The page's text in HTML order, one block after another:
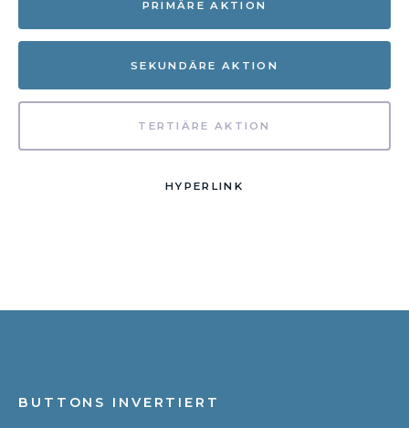
PRIMÄRE AKTION
SEKUNDÄRE AKTION
TERTIÄRE AKTION
HYPERLINK
BUTTONS INVERTIERT